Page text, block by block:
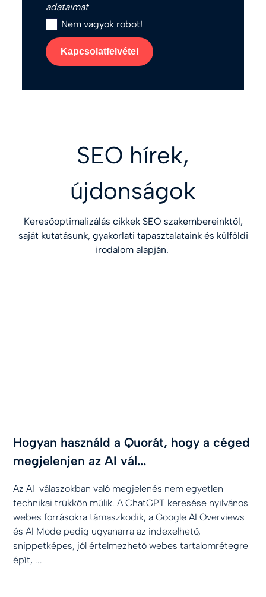
adataimat
Nem vagyok robot!
Kapcsolatfelvétel
SEO hírek,
újdonságok
Keresőoptimalizálás cikkek SEO szakembereinktől,
saját kutatásunk, gyakorlati tapasztalataink és külföldi
irodalom alapján.
Hogyan használd a Quorát, hogy a céged
megjelenjen az AI vál...
Az AI-válaszokban való megjelenés nem egyetlen
technikai trükkön múlik. A ChatGPT keresése nyilvános
webes forrásokra támaszkodik, a Google AI Overviews
és AI Mode pedig ugyanarra az indexelhető,
snippetképes, jól értelmezhető webes tartalomrétegre
épít, ...